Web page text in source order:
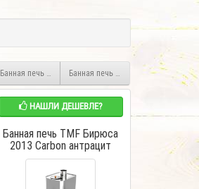
Банная печь TMF Ангара 2012 Витра Inox Терракот с
Банная печь TMF Бирюса 2013
НАШЛИ ДЕШЕВЛЕ?
Банная печь TMF Бирюса
2013 Carbon антрацит